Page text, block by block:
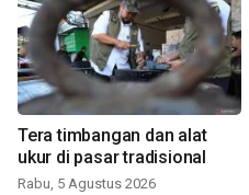
Tera timbangan dan alat
ukur di pasar tradisional
Rabu, 5 Agustus 2026